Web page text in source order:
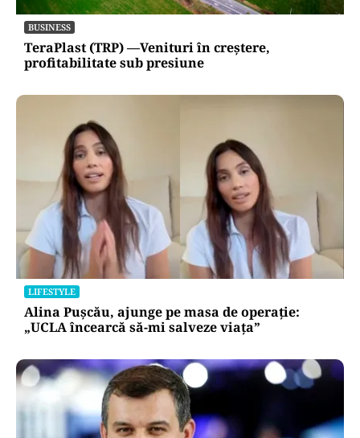
BUSINESS
TeraPlast (TRP) —Venituri în creștere,
profitabilitate sub presiune
LIFESTYLE
Alina Pușcău, ajunge pe masa de operație:
„UCLA încearcă să-mi salveze viața”